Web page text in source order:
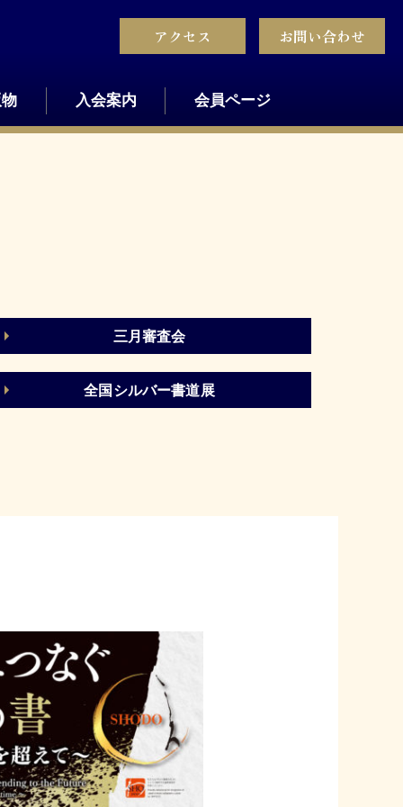
アクセス お問い合わせ
入会案内 会員ページ
三月審査会
全国シルバー書道展